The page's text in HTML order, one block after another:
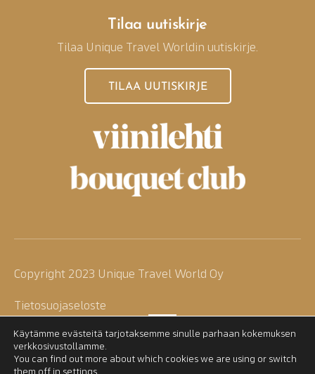
Tilaa uutiskirje
Tilaa Unique Travel Worldin uutiskirje.
TILAA UUTISKIRJE
Copyright 2023 Unique Travel World Oy
Tietosuojaseloste
Käytämme evästeitä tarjotaksemme sinulle parhaan kokemuksen
verkkosivustollamme.
You can find out more about which cookies we are using or switch
them off in settings